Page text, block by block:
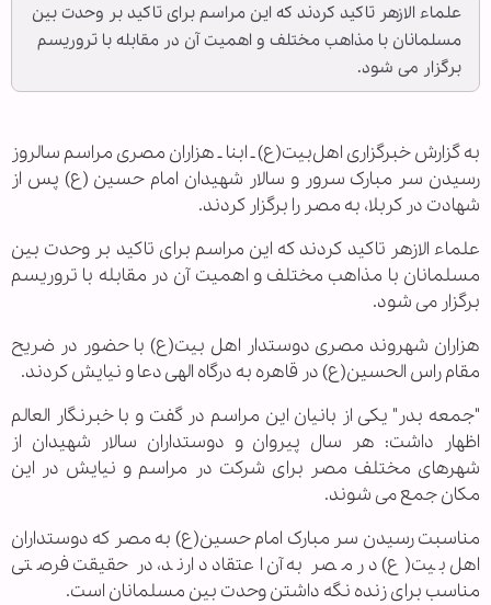
علماء الازهر تاکید کردند که این مراسم برای تاکید بر وحدت بین
مسلمانان با مذاهب مختلف و اهمیت آن در مقابله با تروریسم
برگزار می شود.
به گزارش خبرگزاری اهل‌بیت(ع) ـ ابنا ـ هزاران مصری مراسم سالروز
رسیدن سر مبارک سرور و سالار شهیدان امام حسین (ع) پس از
شهادت در کربلا، به مصر را برگزار کردند.
علماء الازهر تاکید کردند که این مراسم برای تاکید بر وحدت بین
مسلمانان با مذاهب مختلف و اهمیت آن در مقابله با تروریسم
برگزار می شود.
هزاران شهروند مصری دوستدار اهل بیت(ع) با حضور در ضریح
مقام راس الحسین(ع) در قاهره به درگاه الهی دعا و نیایش کردند.
"جمعه بدر" یکی از بانیان این مراسم در گفت و با خبرنگار العالم
اظهار داشت: هر سال پیروان و دوستداران سالار شهیدان از
شهرهای مختلف مصر برای شرکت در مراسم و نیایش در این
مکان جمع می شوند.
مناسبت رسیدن سر مبارک امام حسین(ع) به مصر که دوستداران
اهل بیت(ع) در مصر به آن اعتقاد دارند، در حقیقت فرصتی
مناسب برای زنده نگه داشتن وحدت بین مسلمانان است.